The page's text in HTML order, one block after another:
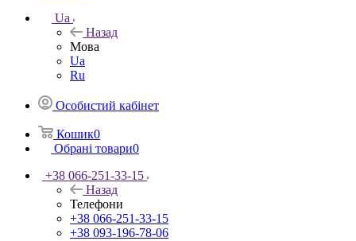
Ua
Назад
Мова
Ua
Ru
Особистий кабінет
Кошик0
Обрані товари0
+38 066-251-33-15
Назад
Телефони
+38 066-251-33-15
+38 093-196-78-06